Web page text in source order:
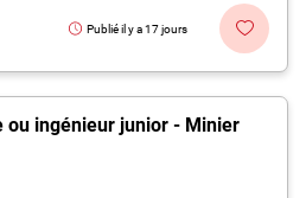
Publié il y a 17 jours
ou ingénieur junior - Minier